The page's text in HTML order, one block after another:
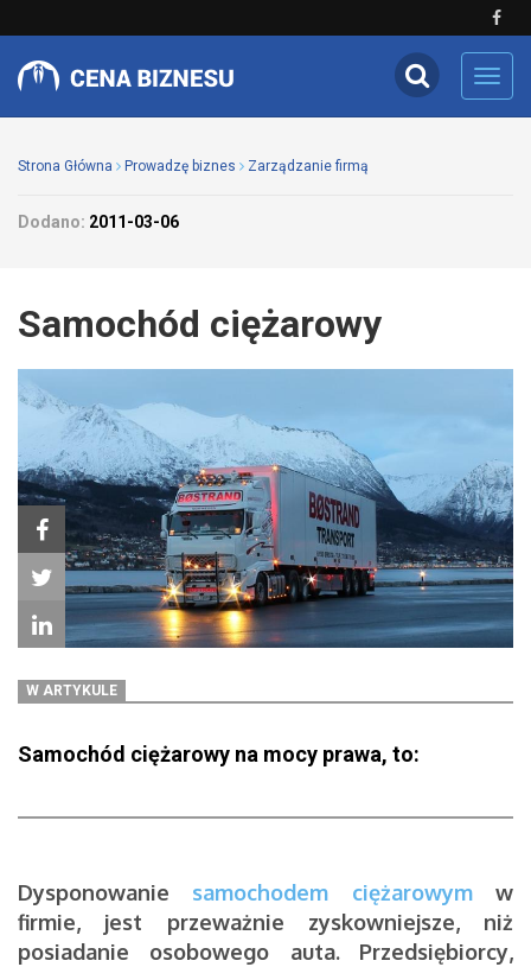
Strona Główna Prowadzę biznes Zarządzanie firmą
Dodano: 2011-03-06
Samochód ciężarowy
W ARTYKULE
Samochód ciężarowy na mocy prawa, to:
Dysponowanie samochodem ciężarowymw
firmie, jest przeważnie zyskowniejsze, niż
posiadanie osobowego auta.
Przedsiębiorcy,